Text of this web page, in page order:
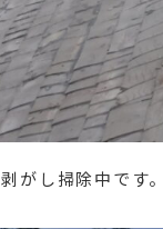
がし掃除中です